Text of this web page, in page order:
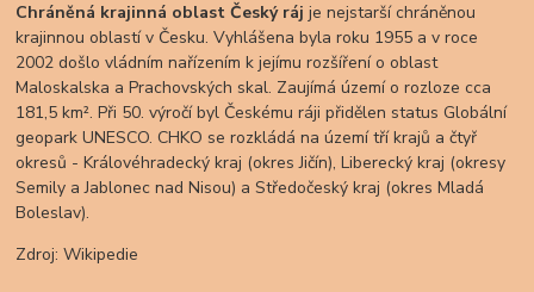
Chráněná krajinná oblast Český ráj je nejstarší chráněnou
krajinnou oblastí v Česku. Vyhlášena byla roku 1955 a v roce
2002 došlo vládním nařízením k jejímu rozšíření o oblast
Maloskalska a Prachovských skal. Zaujímá území o rozloze cca
181,5 km². Při 50. výročí byl Českému ráji přidělen status Globální
geopark UNESCO. CHKO se rozkládá na území tří krajů a čtyř
okresů - Královéhradecký kraj (okres Jičín), Liberecký kraj (okresy
Semily a Jablonec nad Nisou) a Středočeský kraj (okres Mladá
Boleslav).
Zdroj: Wikipedie